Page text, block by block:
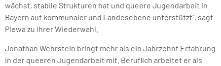
wächst, stabile Strukturen hat und queere Jugendarbeit in
Bayern auf kommunaler und Landesebene unterstützt“, sagt
Plewa zu ihrer Wiederwahl.
Jonathan Wehrstein bringt mehr als ein Jahrzehnt Erfahrung
in der queeren Jugendarbeit mit. Beruflich arbeitet er als